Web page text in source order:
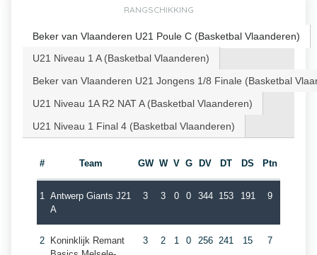
RANGSCHIKKING
Beker van Vlaanderen U21 Poule C (Basketbal Vlaanderen)
U21 Niveau 1 A (Basketbal Vlaanderen)
Beker van Vlaanderen U21 Jongens 1/8 Finale (Basketbal
U21 Niveau 1A R2 NAT A (Basketbal Vlaanderen)
U21 Niveau 1 Final 4 (Basketbal Vlaanderen)
# Team GW W V G DV DT DS Ptn
1 Antwerp Giants J21
A
3 3 0 0 344 153 191 9
2
Koninklijk Remant
3 2 1 0 256 241 15 7